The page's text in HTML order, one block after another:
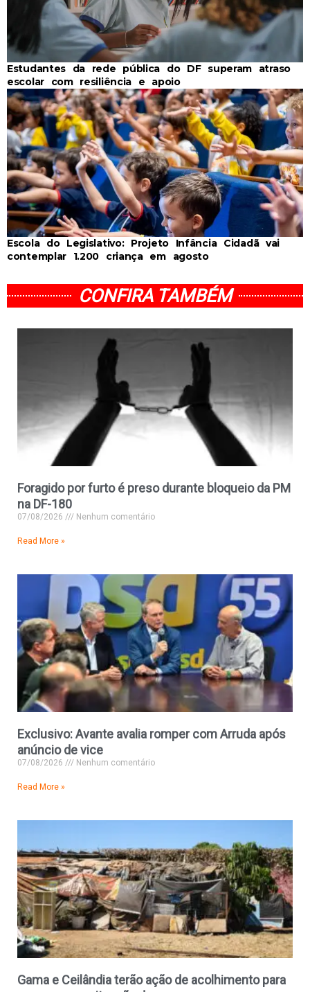
Estudantes da rede pública do DF superam atraso
escolar com resiliência e apoio
Escola do Legislativo: Projeto Infância Cidadã vai
contemplar 1.200 criança em agosto
CONFIRA TAMBÉM
Foragido por furto é preso durante bloqueio da PM
na DF-180
07/08/2026 Nenhum comentário
Read More »
Exclusivo: Avante avalia romper com Arruda após
anúncio de vice
07/08/2026 Nenhum comentário
Read More »
Gama e Ceilândia terão ação de acolhimento para